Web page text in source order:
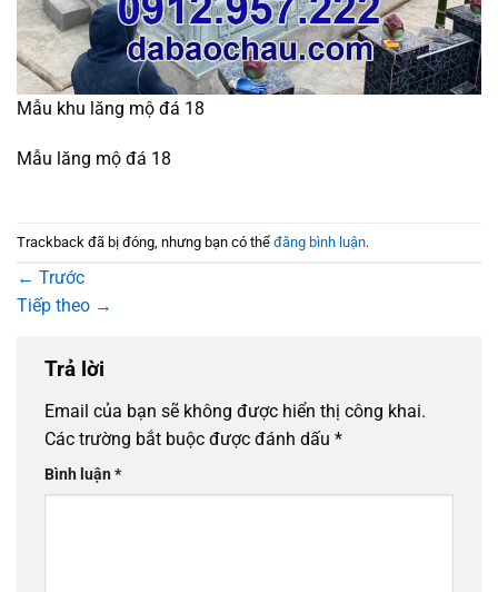
Mẫu khu lăng mộ đá 18
Mẫu lăng mộ đá 18
Trackback đã bị đóng, nhưng bạn có thể đăng bình luận.
← Trước
Tiếp theo →
Trả lời
Email của bạn sẽ không được hiển thị công khai.
Các trường bắt buộc được đánh dấu *
Bình luận*